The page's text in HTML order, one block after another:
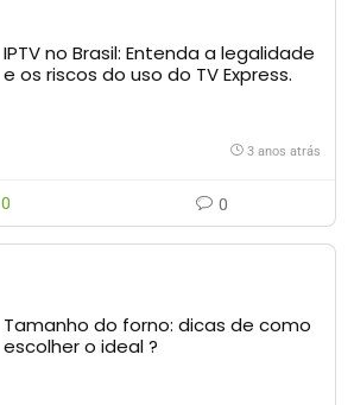
IPTV no Brasil: Entenda a legalidade
e os riscos do uso do TV Express.
3 anos atrás
0 0
Tamanho do forno: dicas de como
escolher o ideal ?